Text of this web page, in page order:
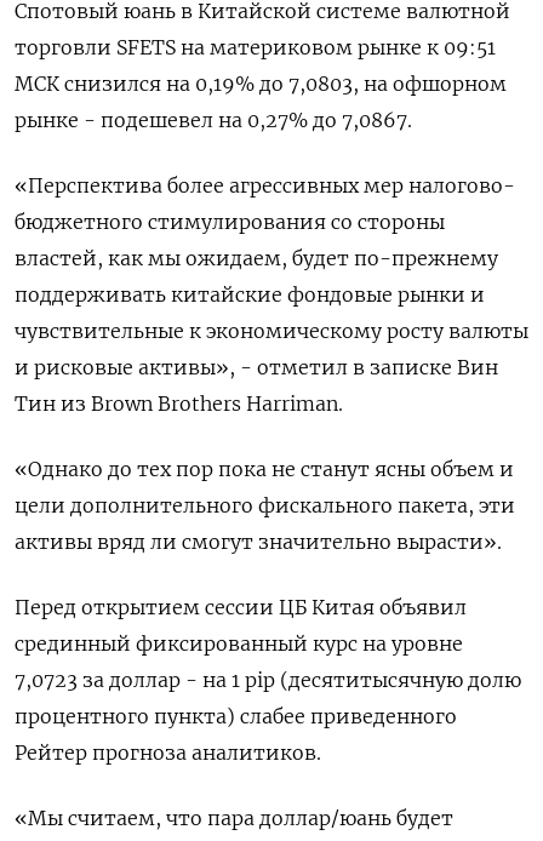
Спотовый юань в Китайской системе валютной
торговли SFETS на материковом рынке к 09:51
МСК снизился на 0,19% до 7,0803, на офшорном
рынке - подешевел на 0,27% до 7,0867.
«Перспектива более агрессивных мер налогово-
бюджетного стимулирования со стороны
властей, как мы ожидаем, будет по-прежнему
поддерживать китайские фондовые рынки и
чувствительные к экономическому росту валюты
и рисковые активы», - отметил в записке Вин
Тин из Brown Brothers Harriman.
«Однако до тех пор пока не станут ясны объем и
цели дополнительного фискального пакета, эти
активы вряд ли смогут значительно вырасти».
Перед открытием сессии ЦБ Китая объявил
срединный фиксированный курс на уровне
7,0723 за доллар - на 1 pip (десятитысячную долю
процентного пункта) слабее приведенного
Рейтер прогноза аналитиков.
«Мы считаем, что пара доллар/юань будет